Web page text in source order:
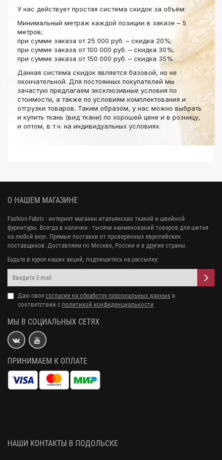
У нас действует простая система скидок за объём:
Минимальный метраж каждой позиции в заказе – 5
метров;
при сумме заказа от 25 000 руб. – скидка 20%;
при сумме заказа от 100 000 руб. – скидка 30%;
при сумме заказа от 150 000 руб. – скидка 35%.
Данная система скидок является базовой, но не
окончательной. Для постоянных покупателей мы
зачастую предлагаем эксклюзивные условия по
стоимости, а также по условиям комплектования и
отгрузки товаров. Таким образом, у нас можно выбрать
и купить ткань (вид ткани) по хорошей цене и в розницу,
и оптом, в т.ч. на индивидуальных условиях.
О НАШЕМ МАГАЗИНЕ
Fashion Fabric - интернет магазин итальянских тканей и швейной
фурнитуры. Всегда в наличии - тысячи наименований товаров для шитья
на любой вкус. Прямые поставки от проверенных европейских
поставщиков. Доставляем по Москве, России и в другие страны.
Будьте в курсе наших акций, подпишитесь на рассылку:
Даю свое согласие на обработку персональных данных в
соответствии с политикой конфиденциальности
МЫ В СОЦИАЛЬНЫХ СЕТЯХ
ПРИНИМАЕМ К ОПЛАТЕ
НАШИ КОНТАКТЫ В ПОДОЛЬСКЕ